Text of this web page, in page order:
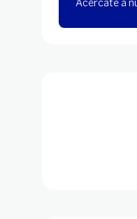
Acércate a